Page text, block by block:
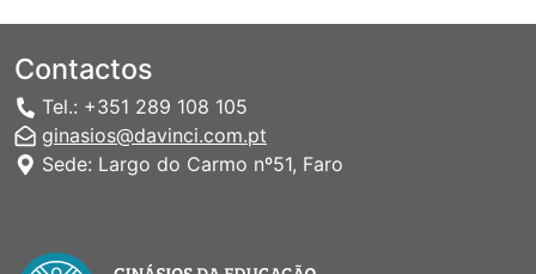
Contactos
Tel.: +351 289 108 105
ginasios@davinci.com.pt
Sede: Largo do Carmo nº51, Faro